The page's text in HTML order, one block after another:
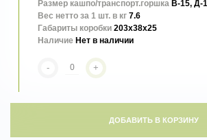
Размер кашпо/транспорт.горшка В-15, Д-
Вес нетто за 1 шт. в кг 7.6
Габариты коробки 203x38x25
Наличие Нет в наличии
- +
ДОБАВИТЬ В КОРЗИНУ